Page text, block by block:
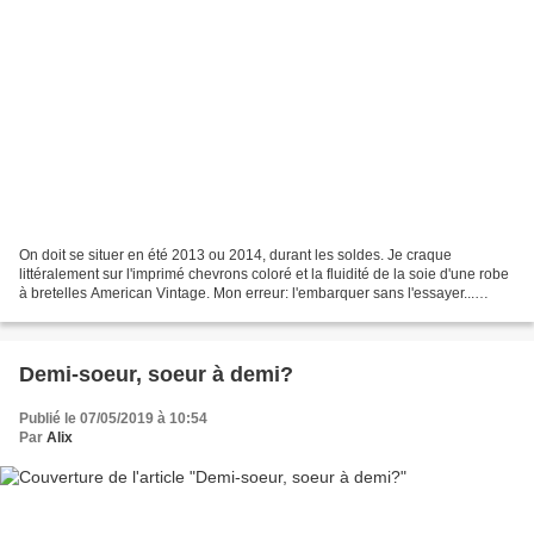
On doit se situer en été 2013 ou 2014, durant les soldes. Je craque
littéralement sur l'imprimé chevrons coloré et la fluidité de la soie d'une robe
à bretelles American Vintage. Mon erreur: l'embarquer sans l'essayer...
Demi-soeur, soeur à demi?
Publié le 07/05/2019 à 10:54
Par Alix